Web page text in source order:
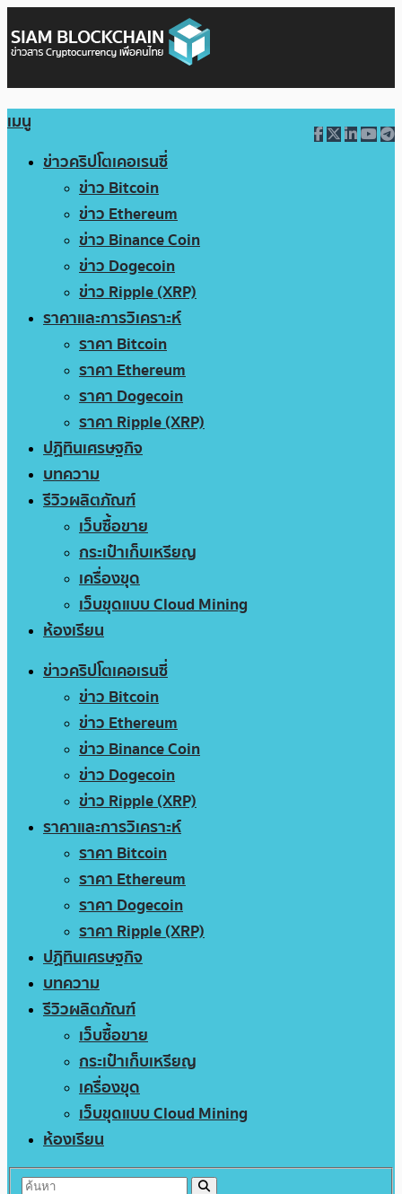
เมนู
ข่าวคริปโตเคอเรนซี่
ข่าว Bitcoin
ข่าว Ethereum
ข่าว Binance Coin
ข่าว Dogecoin
ข่าว Ripple (XRP)
ราคาและการวิเคราะห์
ราคา Bitcoin
ราคา Ethereum
ราคา Dogecoin
ราคา Ripple (XRP)
ปฏิทินเศรษฐกิจ
บทความ
รีวิวผลิตภัณฑ์
เว็บซื้อขาย
กระเป๋าเก็บเหรียญ
เครื่องขุด
เว็บขุดแบบ Cloud Mining
ห้องเรียน
ข่าวคริปโตเคอเรนซี่
ข่าว Bitcoin
ข่าว Ethereum
ข่าว Binance Coin
ข่าว Dogecoin
ข่าว Ripple (XRP)
ราคาและการวิเคราะห์
ราคา Bitcoin
ราคา Ethereum
ราคา Dogecoin
ราคา Ripple (XRP)
ปฏิทินเศรษฐกิจ
บทความ
รีวิวผลิตภัณฑ์
เว็บซื้อขาย
กระเป๋าเก็บเหรียญ
เครื่องขุด
เว็บขุดแบบ Cloud Mining
ห้องเรียน